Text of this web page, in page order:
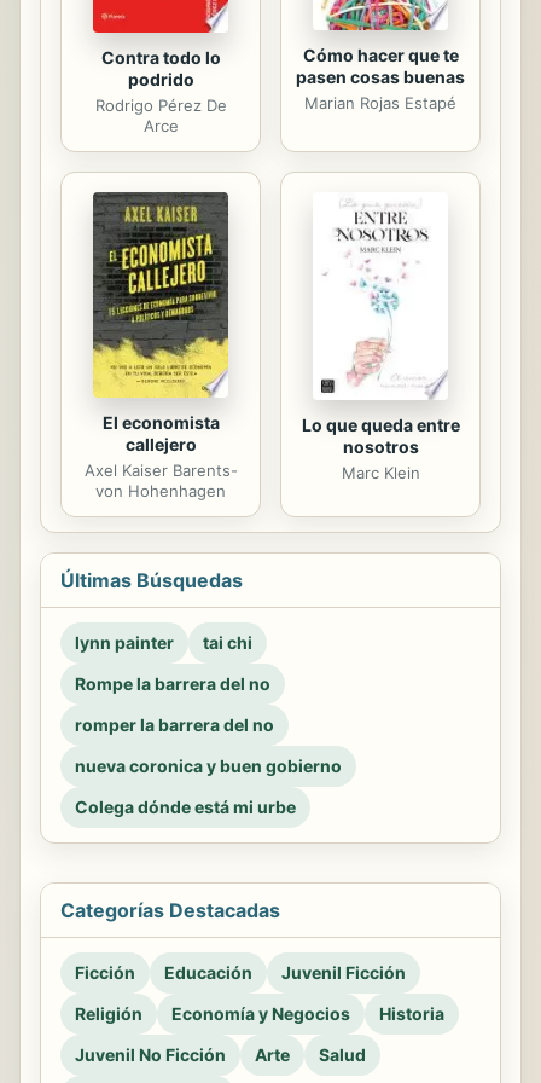
Contra todo lo
podrido
Rodrigo Pérez De
Arce
Cómo hacer que te
pasen cosas buenas
Marian Rojas Estapé
El economista
callejero
Axel Kaiser Barents-
von Hohenhagen
Lo que queda entre
nosotros
Marc Klein
Últimas Búsquedas
lynn painter
tai chi
Rompe la barrera del no
romper la barrera del no
nueva coronica y buen gobierno
Colega dónde está mi urbe
Categorías Destacadas
Ficción Educación
Juvenil Ficción
Religión
Economía y Negocios
Historia
Juvenil No Ficción
Arte Salud